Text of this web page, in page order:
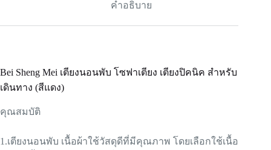
คำอธิบาย
Bei Sheng Mei เตียงนอนพับ โซฟาเตียง เตียงปิคนิค สำหรับ
เดินทาง (สีแดง)
คุณสมบัติ
1.เตียงนอนพับ เนื้อผ้าใช้วัสดุดีที่มีคุณภาพ โดยเลือกใช้เนื้อ